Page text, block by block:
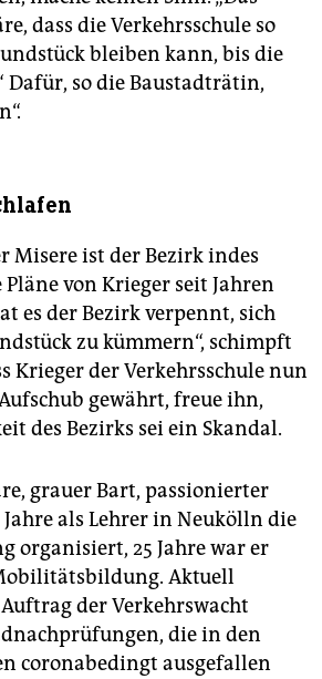
dass die Verkehrsschule so
bleiben kann, bis die
Dafür, so die Baustadträtin,
Misere ist der Bezirk indes
von Krieger seit Jahren
es der Bezirk verpennt, sich
zu kümmern“, schimpft
Krieger der Verkehrsschule nun
gewährt, freue ihn,
des Bezirks sei ein Skandal.
grauer Bart, passionierter
als Lehrer in Neukölln die
organisiert, 25 Jahre war er
Aktuell
der Verkehrswacht
die in den
coronabedingt ausgefallen